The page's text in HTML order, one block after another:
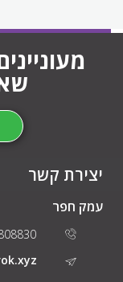
יצירת קשר
עמק חפר